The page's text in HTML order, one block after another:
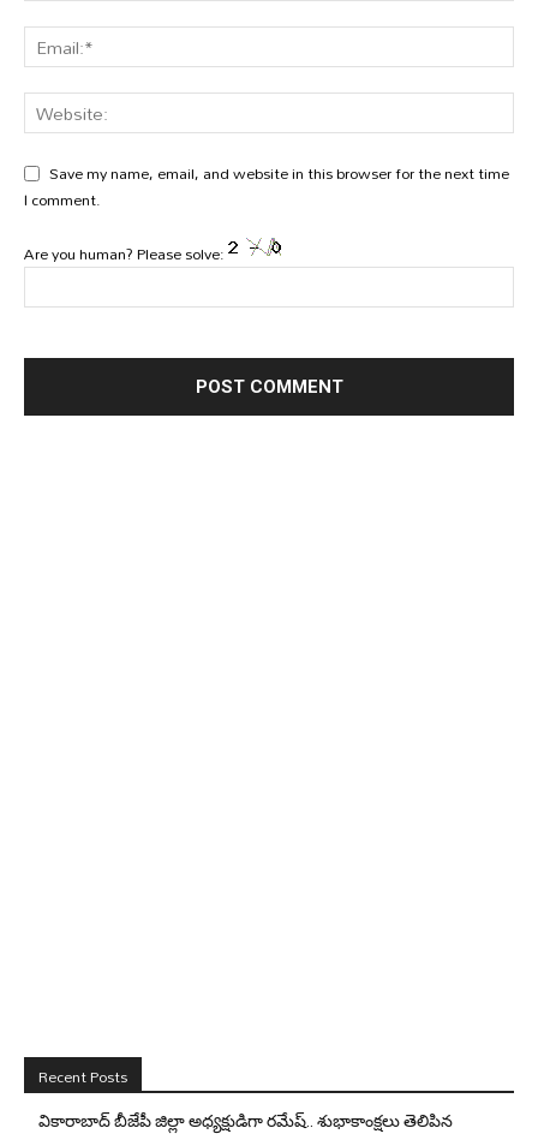
Save my name, email, and website in this browser for the next time
I comment.
Are you human? Please solve:
Recent Posts
వికారాబాద్ బీజేపీ జిల్లా అధ్యక్షుడిగా రమేష్‌.. శుభాకాంక్షలు తెలిపిన